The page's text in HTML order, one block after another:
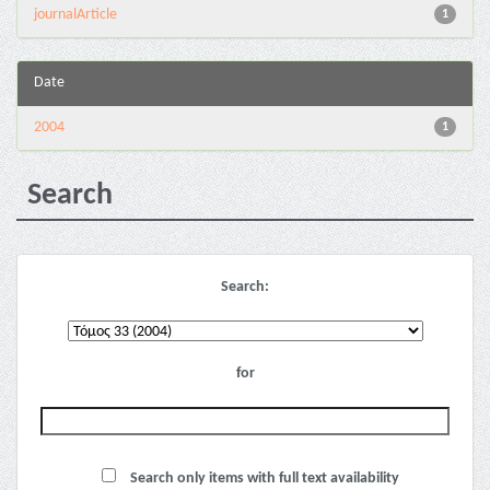
1
journalArticle
Date
1
2004
Search
Search:
for
Search only items with full text availability